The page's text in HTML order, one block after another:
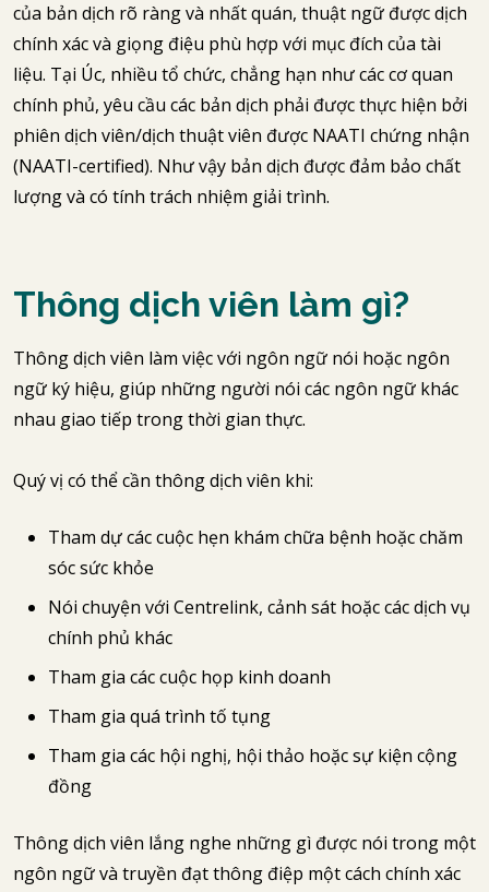
của bản dịch rõ ràng và nhất quán, thuật ngữ được dịch
chính xác và giọng điệu phù hợp với mục đích của tài
liệu. Tại Úc, nhiều tổ chức, chẳng hạn như các cơ quan
chính phủ, yêu cầu các bản dịch phải được thực hiện bởi
phiên dịch viên/dịch thuật viên được NAATI chứng nhận
(NAATI-certified). Như vậy bản dịch được đảm bảo chất
lượng và có tính trách nhiệm giải trình.
Thông dịch viên làm gì?
Thông dịch viên làm việc với ngôn ngữ nói hoặc ngôn
ngữ ký hiệu, giúp những người nói các ngôn ngữ khác
nhau giao tiếp trong thời gian thực.
Quý vị có thể cần thông dịch viên khi:
Tham dự các cuộc hẹn khám chữa bệnh hoặc chăm
sóc sức khỏe
Nói chuyện với Centrelink, cảnh sát hoặc các dịch vụ
chính phủ khác
Tham gia các cuộc họp kinh doanh
Tham gia quá trình tố tụng
Tham gia các hội nghị, hội thảo hoặc sự kiện cộng
đồng
Thông dịch viên lắng nghe những gì được nói trong một
ngôn ngữ và truyền đạt thông điệp một cách chính xác